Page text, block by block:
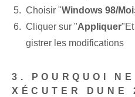
Choisir "Windows 98/Moi
Cliquer sur "Appliquer
gistrer les modifications
3. POURQUOI
XÉCUTER DUNE